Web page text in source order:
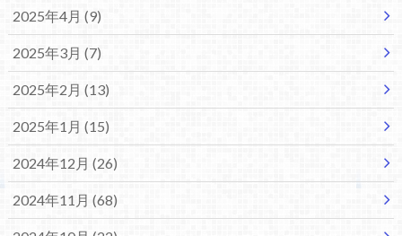
2025年4月 (9)
2025年3月 (7)
2025年2月 (13)
2025年1月 (15)
2024年12月 (26)
2024年11月 (68)